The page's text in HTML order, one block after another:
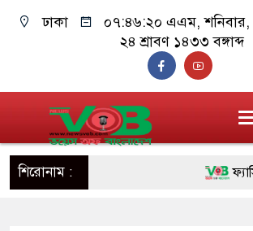
ঢাকা ০৭:৪৬:২১ এএম,
২৪ শ্রাবণ ১৪৩৩ বঙ্গাব্দ
শিরোনাম :